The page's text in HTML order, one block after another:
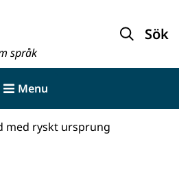
språk
Sök
Menu
med ryskt ursprung